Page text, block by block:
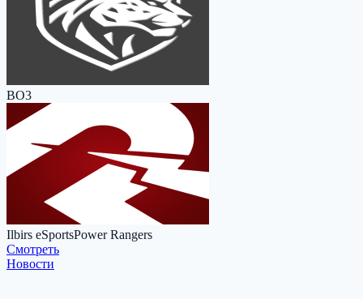
BO3
Ilbirs eSportsPower Rangers
Cмотреть
Новости